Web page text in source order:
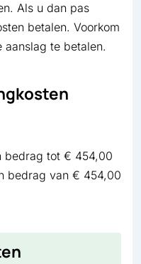
Als u dan pas
betalen. Voorkom
te betalen.
bedrag tot € 454,00
bedrag van € 454,00